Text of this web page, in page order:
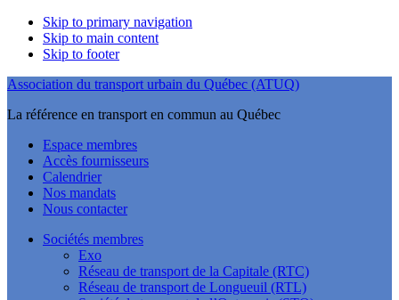
Skip to primary navigation
Skip to main content
Skip to footer
Association du transport urbain du Québec (ATUQ)
La référence en transport en commun au Québec
Espace membres
Accès fournisseurs
Calendrier
Nos mandats
Nous contacter
Sociétés membres
Exo
Réseau de transport de la Capitale (RTC)
Réseau de transport de Longueuil (RTL)